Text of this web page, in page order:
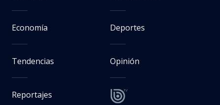
Economía Deportes
Tendencias Opinión
Reportajes